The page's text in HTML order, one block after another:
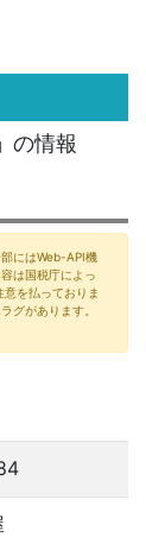
の情報
にはWeb-API機
は国税庁によっ
を払っておりま
グがあります。